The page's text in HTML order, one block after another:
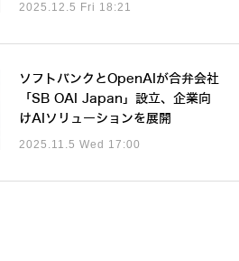
2025.12.5 Fri 18:21
ソフトバンクとOpenAIが合弁会社
「SB OAI Japan」設立、企業向
けAIソリューションを展開
2025.11.5 Wed 17:00